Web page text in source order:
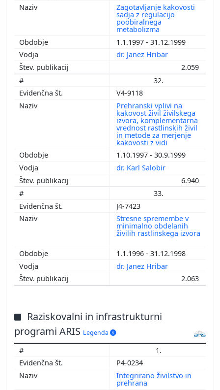
Zagotavljanje kakovosti
sadja z regulacijo
poobiralnega
metabolizma
1.1.1997 - 31.12.1999
dr. Janez Hribar
2.059
32.
V4-9118
Prehranski vplivi na
kakovost živil živilskega
izvora, komplementarna
vrednost rastlinskih živil
in metode za merjenje
kakovosti z vidi
1.10.1997 - 30.9.1999
dr. Karl Salobir
6.940
33.
J4-7423
Stresne spremembe v
minimalno obdelanih
živilih rastlinskega izvora
1.1.1996 - 31.12.1998
dr. Janez Hribar
2.063
Raziskovalni in infrastrukturni
programi ARIS Legenda
1.
P4-0234
Integrirano živilstvo in
prehrana